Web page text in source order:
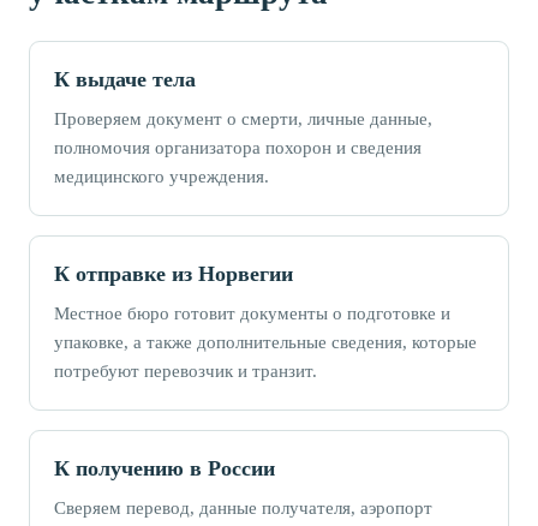
К выдаче тела
Проверяем документ о смерти, личные данные,
полномочия организатора похорон и сведения
медицинского учреждения.
К отправке из Норвегии
Местное бюро готовит документы о подготовке и
упаковке, а также дополнительные сведения, которые
потребуют перевозчик и транзит.
К получению в России
Сверяем перевод, данные получателя, аэропорт